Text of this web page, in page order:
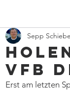
VfB
Sepp
Erst am letzten